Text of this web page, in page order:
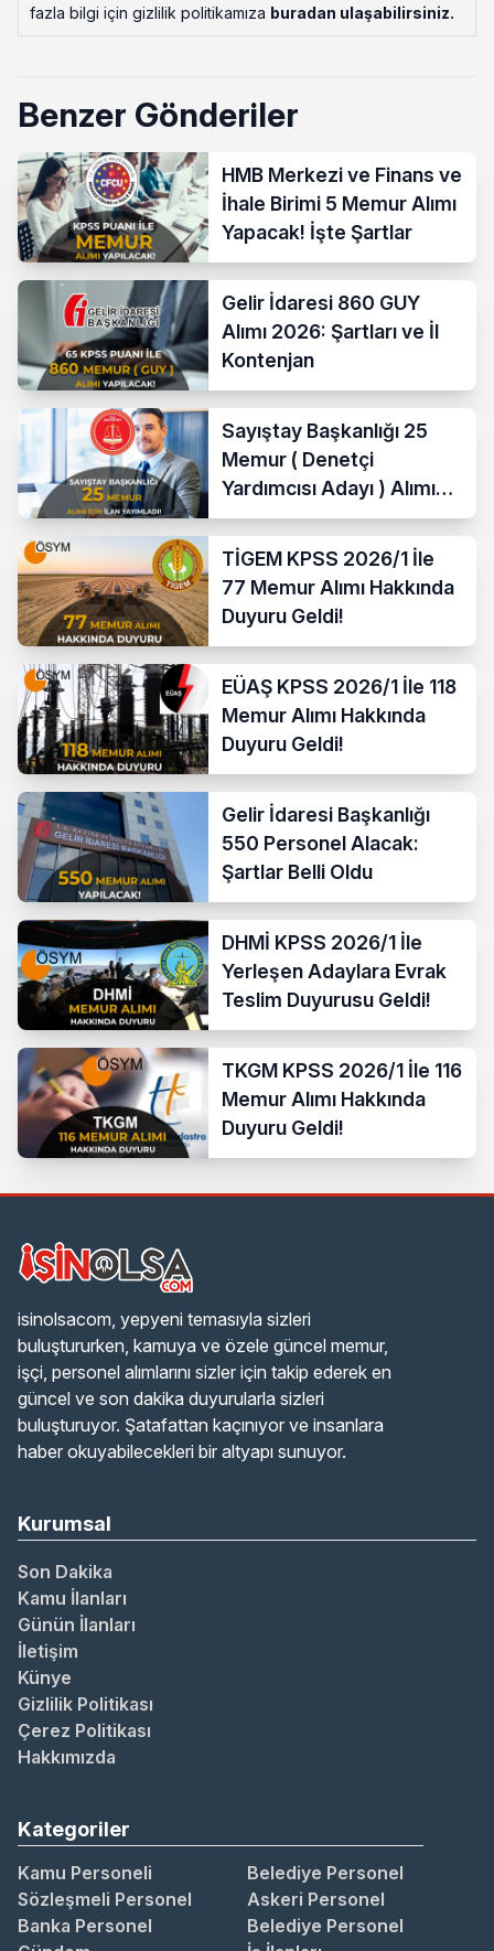
fazla bilgi için gizlilik politikamıza buradan ulaşabilirsiniz.
Benzer Gönderiler
HMB Merkezi ve Finans ve
İhale Birimi 5 Memur Alımı
Yapacak! İşte Şartlar
Gelir İdaresi 860 GUY
Alımı 2026: Şartları ve İl
Kontenjan
Sayıştay Başkanlığı 25
Memur ( Denetçi
Yardımcısı Adayı ) Alımı
Yapacak
TİGEM KPSS 2026/1 İle
77 Memur Alımı Hakkında
Duyuru Geldi!
EÜAŞ KPSS 2026/1 İle 118
Memur Alımı Hakkında
Duyuru Geldi!
Gelir İdaresi Başkanlığı
550 Personel Alacak:
Şartlar Belli Oldu
DHMİ KPSS 2026/1 İle
Yerleşen Adaylara Evrak
Teslim Duyurusu Geldi!
TKGM KPSS 2026/1 İle 116
Memur Alımı Hakkında
Duyuru Geldi!
isinolsacom, yepyeni temasıyla sizleri
buluştururken, kamuya ve özele güncel memur,
işçi, personel alımlarını sizler için takip ederek en
güncel ve son dakika duyurularla sizleri
buluşturuyor. Şatafattan kaçınıyor ve insanlara
haber okuyabilecekleri bir altyapı sunuyor.
Kurumsal
Son Dakika
Kamu İlanları
Günün İlanları
İletişim
Künye
Gizlilik Politikası
Çerez Politikası
Hakkımızda
Kategoriler
Kamu Personeli
Belediye Personel
Sözleşmeli Personel
Askeri Personel
Banka Personel
Belediye Personel